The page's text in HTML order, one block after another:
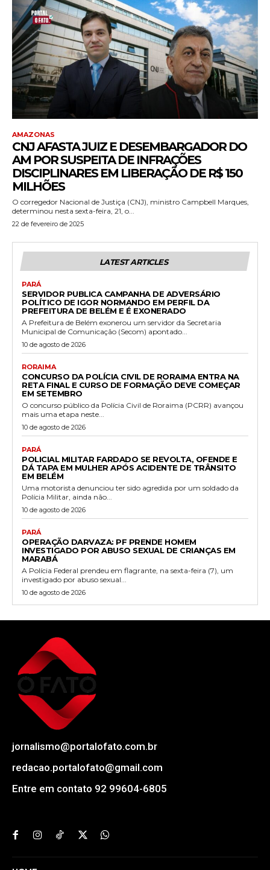
AMAZONAS
CNJ AFASTA JUIZ E DESEMBARGADOR DO
AM POR SUSPEITA DE INFRAÇÕES
DISCIPLINARES EM LIBERAÇÃO DE R$ 150
MILHÕES
O corregedor Nacional de Justiça (CNJ), ministro Campbell Marques,
determinou nesta sexta-feira, 21, o...
22 de fevereiro de 2025
LATEST ARTICLES
PARÁ
SERVIDOR PUBLICA CAMPANHA DE ADVERSÁRIO
POLÍTICO DE IGOR NORMANDO EM PERFIL DA
PREFEITURA DE BELÉM E É EXONERADO
A Prefeitura de Belém exonerou um servidor da Secretaria
Municipal de Comunicação (Secom) apontado...
10 de agosto de 2026
RORAIMA
CONCURSO DA POLÍCIA CIVIL DE RORAIMA ENTRA NA
RETA FINAL E CURSO DE FORMAÇÃO DEVE COMEÇAR
EM SETEMBRO
O concurso público da Polícia Civil de Roraima (PCRR) avançou
mais uma etapa neste...
10 de agosto de 2026
PARÁ
POLICIAL MILITAR FARDADO SE REVOLTA, OFENDE E
DÁ TAPA EM MULHER APÓS ACIDENTE DE TRÂNSITO
EM BELÉM
Uma motorista denunciou ter sido agredida por um soldado da
Polícia Militar, ainda não...
10 de agosto de 2026
PARÁ
OPERAÇÃO DARVAZA: PF PRENDE HOMEM
INVESTIGADO POR ABUSO SEXUAL DE CRIANÇAS EM
MARABÁ
A Polícia Federal prendeu em flagrante, na sexta-feira (7), um
investigado por abuso sexual...
10 de agosto de 2026
jornalismo@portalofato.com.br
redacao.portalofato@gmail.com
Entre em contato 92 99604-6805